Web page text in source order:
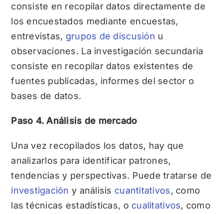
consiste en recopilar datos directamente de
los encuestados mediante encuestas,
entrevistas, grupos de discusión u
observaciones. La investigación secundaria
consiste en recopilar datos existentes de
fuentes publicadas, informes del sector o
bases de datos.
Paso 4. Análisis de mercado
Una vez recopilados los datos, hay que
analizarlos para identificar patrones,
tendencias y perspectivas. Puede tratarse de
investigación y análisis cuantitativos, como
las técnicas estadísticas, o cualitativos, como